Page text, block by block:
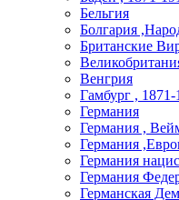
Бельгия
Болгария
Британские
Венгрия
Гамбург ,
Германия
Германия ,
Германия
Германия
Германия
Германская